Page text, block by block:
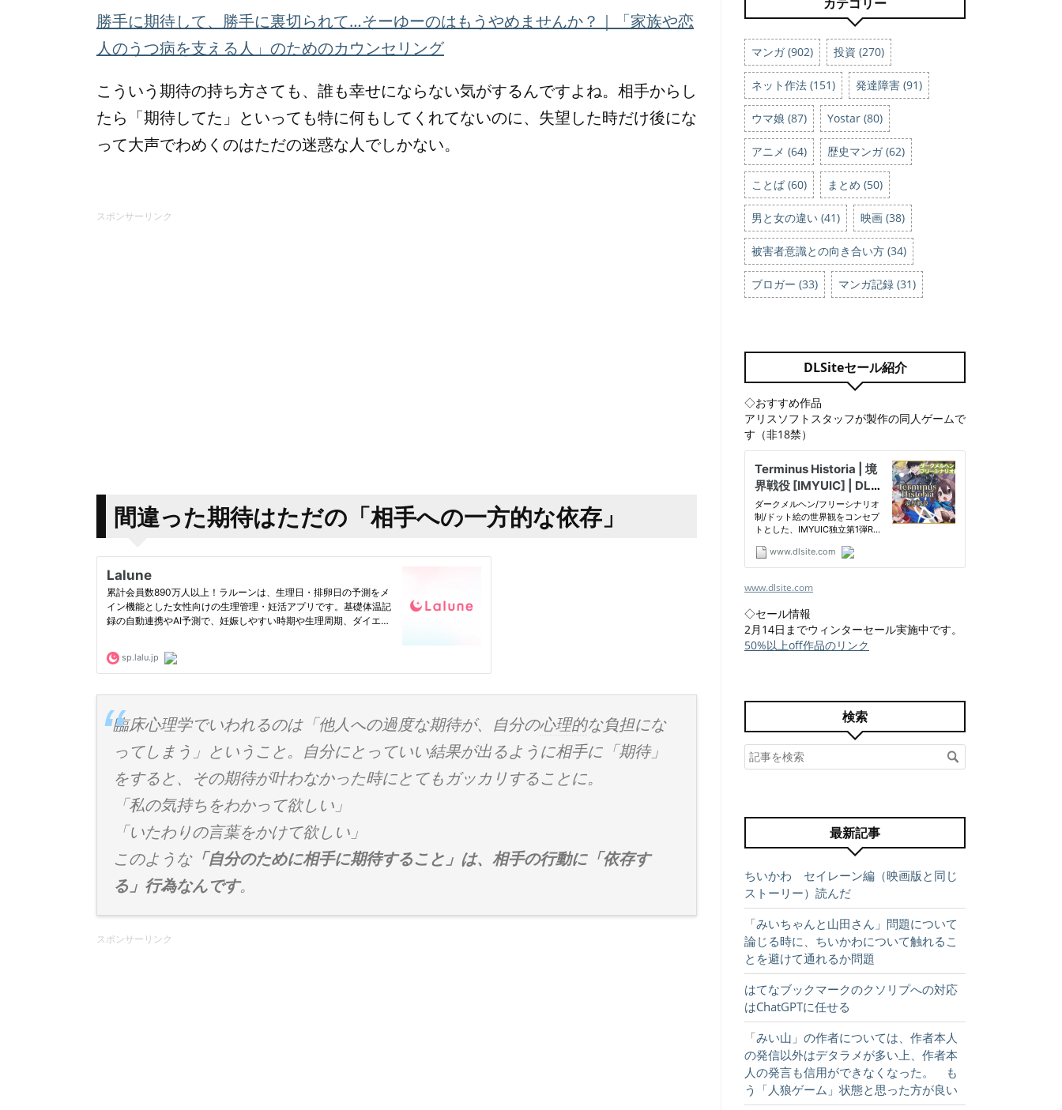
勝手に期待して、勝手に裏切られて…そーゆーのはもうやめませんか？｜「家族や恋
人のうつ病を支える人」のためのカウンセリング
こういう期待の持ち方さても、誰も幸せにならない気がするんですよね。相手からし
たら「期待してた」といっても特に何もしてくれてないのに、失望した時だけ後にな
って大声でわめくのはただの迷惑な人でしかない。
スポンサーリンク
間違った期待はただの「相手への一方的な依存」
臨床心理学でいわれるのは「他人への過度な期待が、自分の心理的な負担にな
ってしまう」ということ。自分にとっていい結果が出るように相手に「期待」
をすると、その期待が叶わなかった時にとてもガッカリすることに。
「私の気持ちをわかって欲しい」
「いたわりの言葉をかけて欲しい」
このような「自分のために相手に期待すること」は、相手の行動に「依存す
る」行為なんです。
スポンサーリンク
マンガ (902) 投資 (270)
ネット作法 (151) 発達障害 (91)
ウマ娘 (87) Yostar (80)
アニメ (64) 歴史マンガ (62)
ことば (60) まとめ (50)
男と女の違い (41) 映画 (38)
被害者意識との向き合い方 (34)
ブロガー (33) マンガ記録 (31)
DLSiteセール紹介
◇おすすめ作品
アリスソフトスタッフが製作の同人ゲームで
す（非18禁）
www.dlsite.com
◇セール情報
2月14日までウィンターセール実施中です。
50%以上off作品のリンク
検索
最新記事
ちいかわ セイレーン編（映画版と同じ
ストーリー）読んだ
「みいちゃんと山田さん」問題について
論じる時に、ちいかわについて触れるこ
とを避けて通れるか問題
はてなブックマークのクソリプへの対応
はChatGPTに任せる
「みい山」の作者については、作者本人
の発信以外はデタラメが多い上、作者本
人の発言も信用ができなくなった。 も
う「人狼ゲーム」状態と思った方が良い